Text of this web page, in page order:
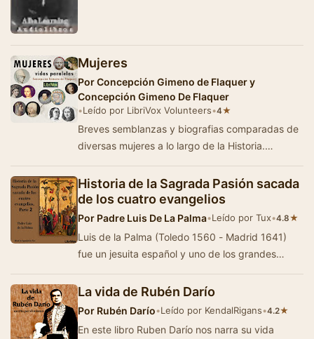
Mujeres
PorConcepción Gimeno de Flaquer y
Concepción Gimeno De Flaquer
•Leído por LibriVox Volunteers•4★
Breves semblanzas y biografias comparadas de
diversas mujeres a lo largo de la Historia.
refe…
Historia de la Sagrada Pasión sacada
de los cuatro evangelios
Por Padre Luis De La Palma•Leído por Tux•4.8★
Luis de la Palma (Toledo 1560 - Madrid 1641)
fue un jesuita español y uno de los grandes
La vida de Rubén Darío
Por Rubén Darío•Leído por KendalRigans•4.2★
En este libro Ruben Darío nos narra su vida